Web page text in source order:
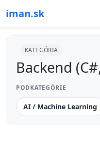
iman.sk
KATEGÓRIA
Backend
PODKATEGÓRIE
AI / Machine Learning